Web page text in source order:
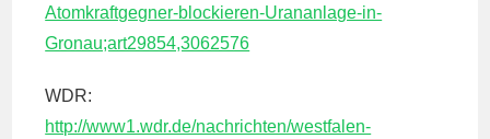
Atomkraftgegner-blockieren-Urananlage-in-
Gronau;art29854,3062576
WDR:
http://www1.wdr.de/nachrichten/westfalen-